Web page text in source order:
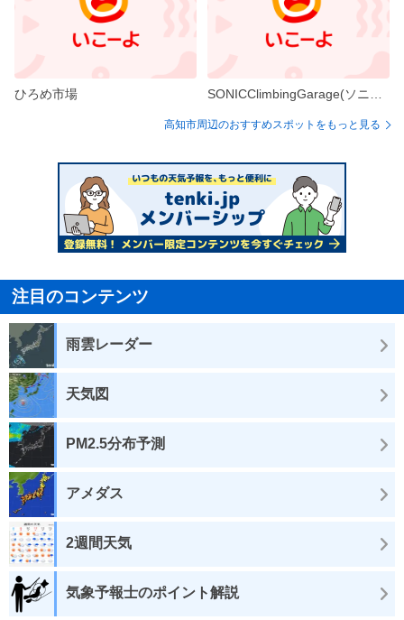
ひろめ市場
高知市周辺のおすすめスポットをもっと見る
注目のコンテンツ
雨雲レーダー
天気図
PM2.5分布予測
アメダス
2週間天気
気象予報士のポイント解説